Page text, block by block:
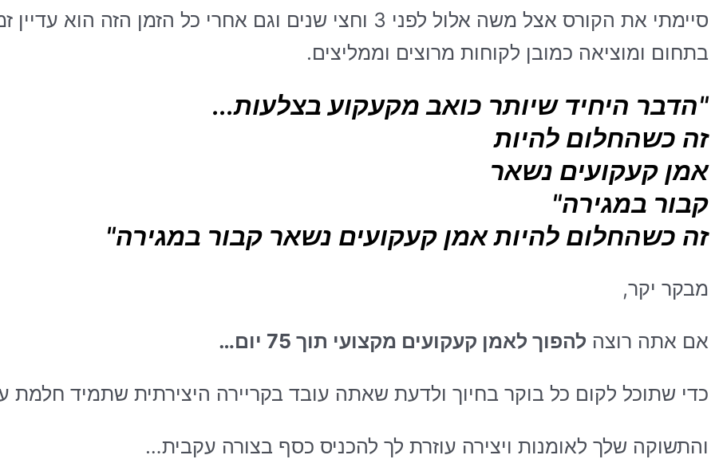
סיימתי את הקורס אצל משה אלול לפני 3 וחצי שנים וגם אחרי כל
בתחום ומוציאה כמובן לקוחות מרוצים וממליצים.
"הדבר היחיד שיותר כואב מקעקוע בצלעות...
זה כשהחלום להיות
אמן קעקועים נשאר
קבור במגירה"
זה כשהחלום להיות אמן קעקועים נשאר קבור במגירה"
מבקר יקר,
אם אתה רוצה להפוך לאמן קעקועים מקצועי תוך 75 יום…
כדי שתוכל לקום כל בוקר בחיוך ולדעת שאתה עובד בקריירה היצירתית שתמיד חלמת
והתשוקה שלך לאומנות ויצירה עוזרת לך להכניס כסף בצורה עקבית…